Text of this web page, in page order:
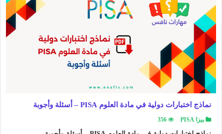
نماذج اختبارات دولية في مادة العلوم PISA – أسئلة وأجوبة
بيزا PISA 356